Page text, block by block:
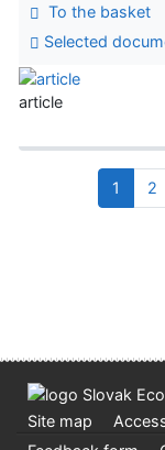
To the basket
Selected
article
1 2
Site map